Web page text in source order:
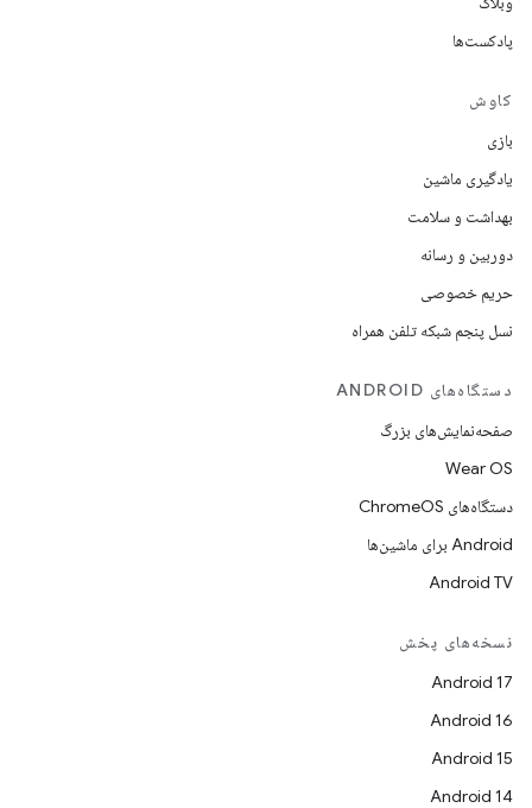
پادکست‌ها
کاوش
بازی
یادگیری ماشین
بهداشت و سلامت
دوربین و رسانه
حریم خصوصی
نسل پنجم شبکه تلفن همراه
دستگاه‌های ANDROID
صفحه‌نمایش‌های بزرگ
Wear OS
دستگاه‌های ChromeOS
Android برای ماشین‌ها
Android TV
نسخه‌های پخش
Android 17
Android 16
Android 15
Android 14